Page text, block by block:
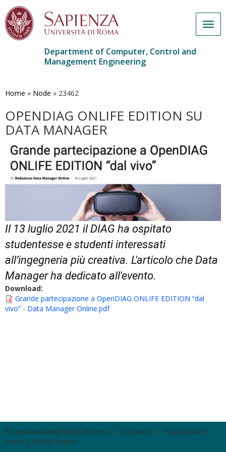
main
Department of Computer, Control and
Management Engineering
Home » Node » 23462
OPENDIAG ONLIFE EDITION SU
DATA MANAGER
Il 13 luglio 2021 il DIAG ha ospitato
studentesse e studenti interessati
all’ingegneria più creativa. L'articolo che Data
Manager ha dedicato all'evento.
Download:
Grande partecipazione a OpenDIAG ONLIFE EDITION “dal
vivo” - Data Manager Online.pdf
© Università degli Studi di Roma "La Sapienza" - Piazzale Aldo
Moro 5, 00185 Roma